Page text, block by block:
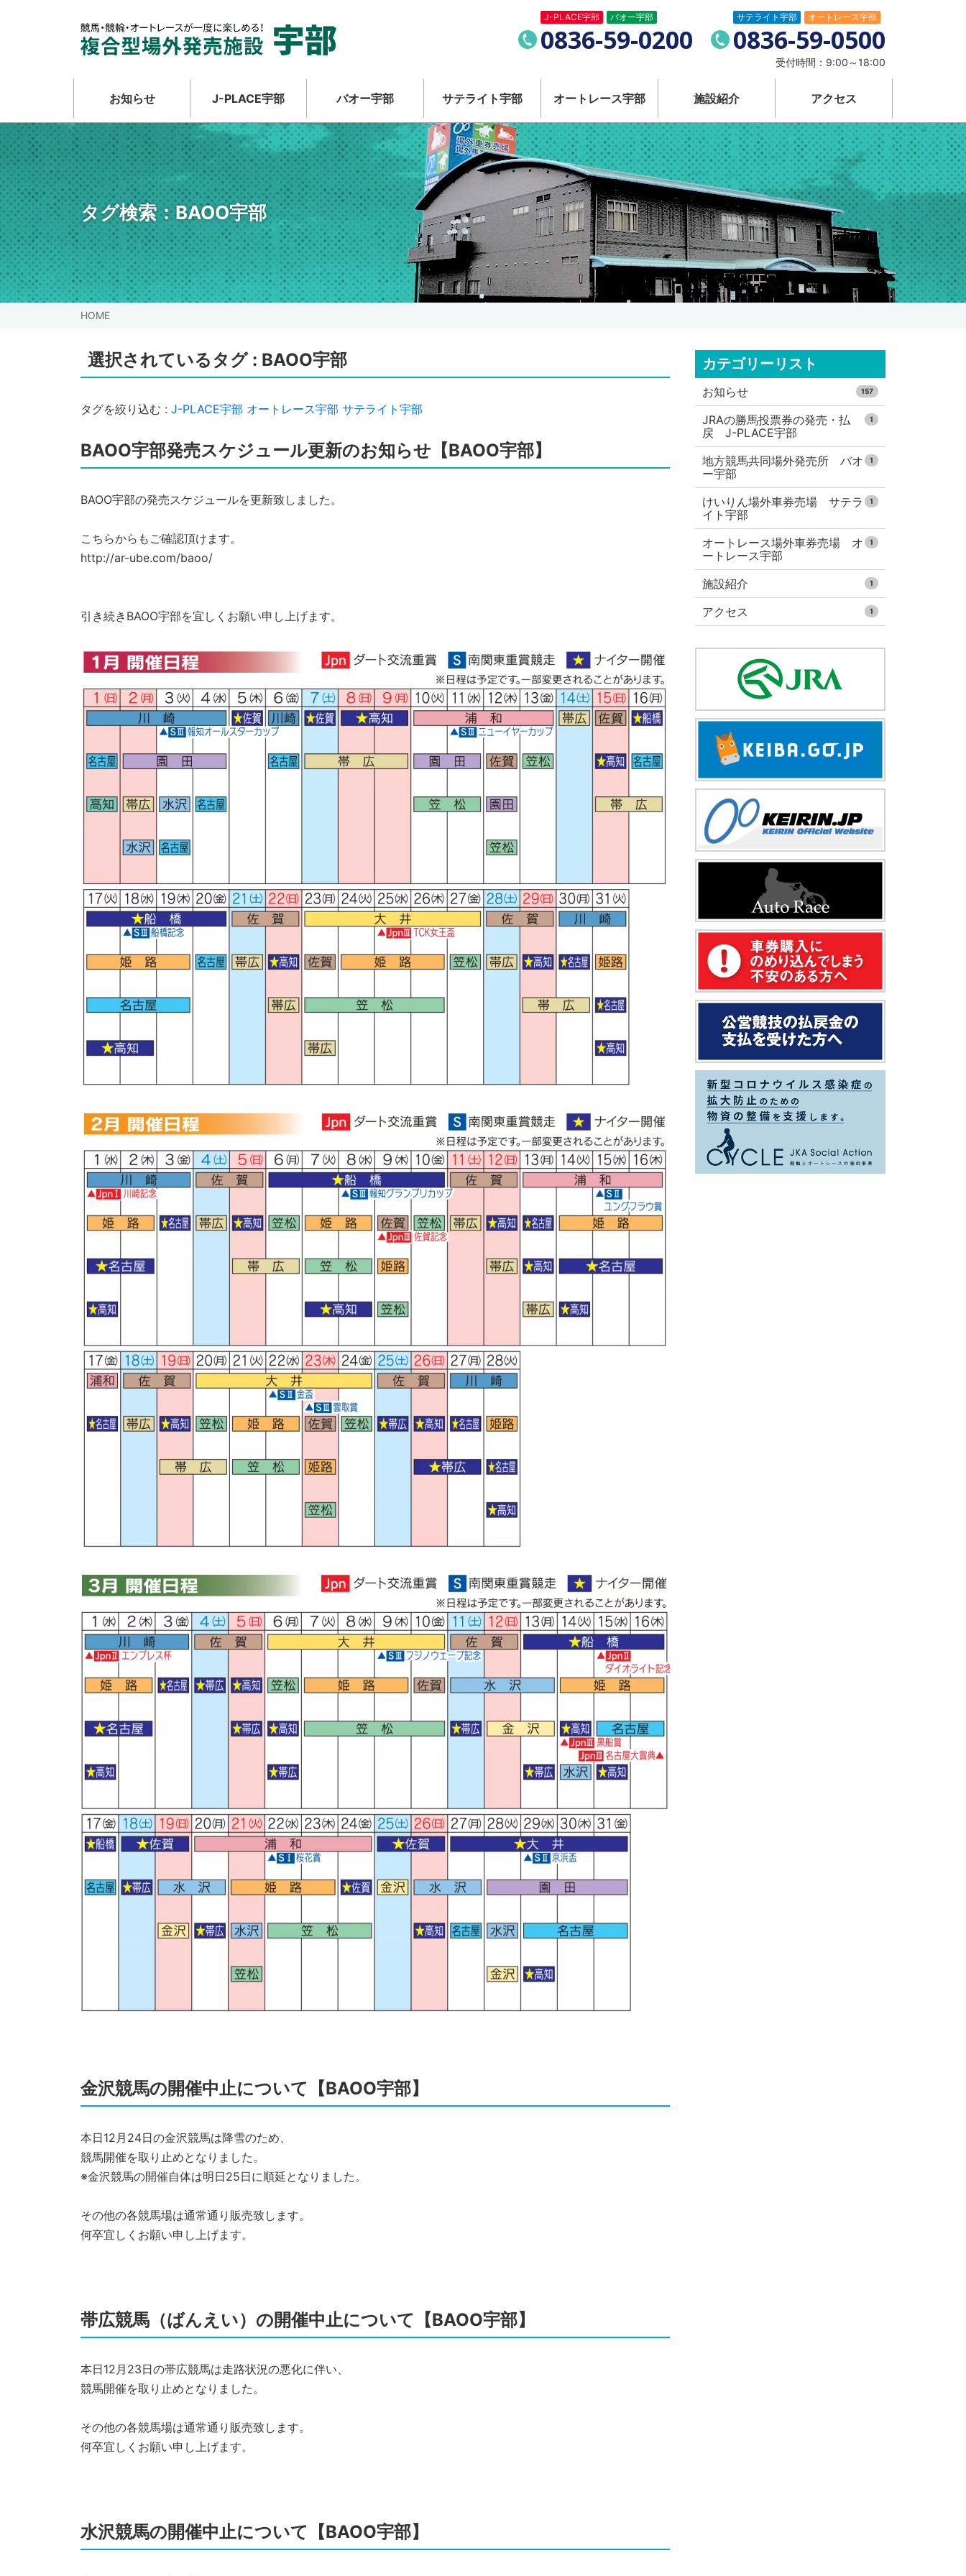
競馬・競輪・オートレースが一度に楽しめる！ 複合型場外発売施設 宇部
J-PLACE宇部 バオー宇部
電
番
号：
0836-59-0200
サテライト宇部 オートレース宇部
電
番
号：
0836-59-0500
受付時間： 9:00～18:00
お知らせ J-PLACE宇部 バオー宇部 サテライト宇部 オートレース宇部 施設紹介 アクセス
タグ検索：BAOO宇部
HOME
選択されているタグ : BAOO宇部
タグを絞り込む : J-PLACE宇部 オートレース宇部 サテライト宇部
BAOO宇部発売スケジュール更新のお知らせ【BAOO宇部】
BAOO宇部の発売スケジュールを更新致しました。
こちらからもご確認頂けます。
http://ar-ube.com/baoo/
引き続きBAOO宇部を宜しくお願い申し上げます。
金沢競馬の開催中止について【BAOO宇部】
本日12月24日の金沢競馬は降雪のため、
競馬開催を取り止めとなりました。
※金沢競馬の開催自体は明日25日に順延となりました。
その他の各競馬場は通常通り販売致します。
何卒宜しくお願い申し上げます。
帯広競馬（ばんえい）の開催中止について【BAOO宇部】
本日12月23日の帯広競馬は走路状況の悪化に伴い、
競馬開催を取り止めとなりました。
その他の各競馬場は通常通り販売致します。
何卒宜しくお願い申し上げます。
水沢競馬の開催中止について【BAOO宇部】
カテゴリーリスト
お知らせ 157
JRAの勝馬投票券の発売・払
戻 J-PLACE宇部
1
地方競馬共同場外発売所 バオ
ー宇部
1
けいりん場外車券売場 サテラ
イト宇部
1
オートレース場外車券売場 オ
ートレース宇部
1
施設紹介 1
アクセス 1